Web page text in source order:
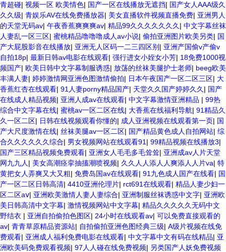
青超碰| 视频一区 欧美情色| 国产一区在线播放无遮挡| 国产女人AAA级久
久久级| 青娱乐AV在线免费播放器| 美女直播软件视频直播免费| 亚洲男人
的天堂无码av| 午夜香蕉爽爽爽av| 精品99久久久久久久久 | 中文字幕丝袜
人妻乱一区三区| 蜜桃精品噜噜噜成人av小说| 偷拍亚洲图片欧美另类| 国
产大屁股影音在线播放| 亚洲无人区码一二三四区别 | 亚洲产国偷v产偷v
自拍18p| 最新日韩av电影在线观看| 强行进女小姪女小芳| 18免费1000视
频国产| 欧美日韩中文字幕制服诱惑| 放荡的丝袜美腿护士老师| beeg欧美
丰满人妻| 婷婷激情网亚洲色图激情偷拍| 日本午夜国产一区二区三区| 大
香蕉红杏在线观看| 91人妻porny精品国产| 天堂久久国产婷婷久久 | 国产
在线成人精品视频| 亚洲人成av在线观看| 中文字幕激情亚洲精品 | 99热
综合中文字幕在线| 蜜桃av一区二区在线| 大香蕉在线福利导航| 91精品久
久一区二区| 日韩在线视频观看你懂的| 成人亚洲视频在线观看第一页| 国
产大尺度激情在线| 丝袜美腿av一区二区| 国产精品黄色成人自拍网站| 综
合久久久久久久综合| 男女视频网站在线观看91 | 99精品视频在线播放3|
国产三区精品视频免费观看| 亚洲女人毛毛多毛耸耸| 亚洲成av人片天堂
网九九人 | 美女高潮痉挛抽搐潮喷视频| 久久人人添人人爽添人人片va| 特
黄把女人弄爽又大又粗| 免费岛国av在线观看| 91九色成人国产在线看| 国
产一区二区日韩高清| 4410亚洲伦理片| rct691在线观看| 精品人妻少妇一
区二区aⅴ| 亚洲欧美激情人妻人妻综合| 亚洲制服丝袜诱惑中文字| 亚洲欧
美日韩高清中文字幕| 激情视频网站中文字幕| 精品久久久久久无码中文
野结衣 | 亚洲自拍偷拍色图区| 24小时在线观看av| 可以免费直接观看的
av| 青青草原精品资源站| 自拍偷拍亚洲色图经典三级| A级片视频在线免
费观看| 亚洲成人福利免费电影在线观看| 中文字幕中文有码在线精品| 亚
洲欧美码免费观看视频| 97人人碰在线免费视频| 另类国产人妖免费视频